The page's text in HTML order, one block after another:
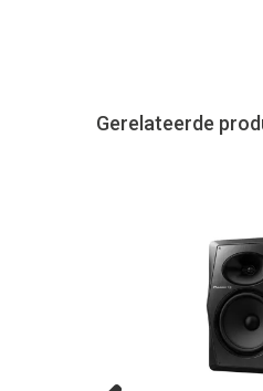
Gerelateerde